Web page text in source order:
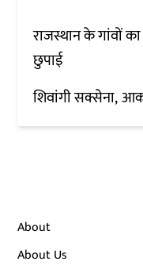
राजस्थान के गांवों
छुपाई
शिवांगी सक्सेना
About
About Us